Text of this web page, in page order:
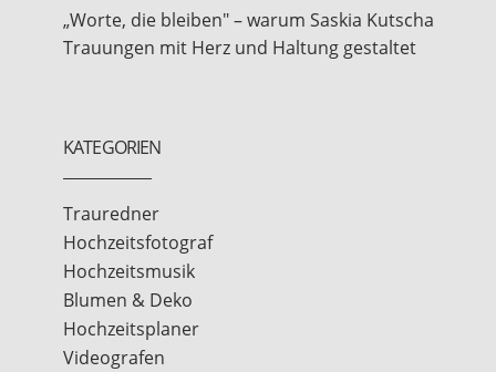
„Worte, die bleiben" – warum Saskia Kutscha
Trauungen mit Herz und Haltung gestaltet
KATEGORIEN
Trauredner
Hochzeitsfotograf
Hochzeitsmusik
Blumen & Deko
Hochzeitsplaner
Videografen